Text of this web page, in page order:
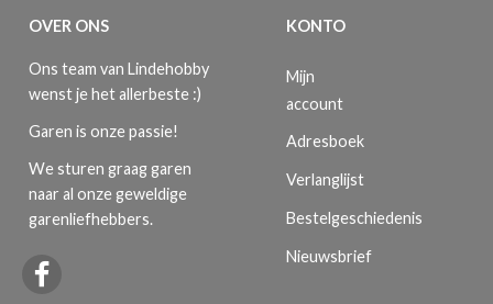
OVER ONS
Ons team van Lindehobby
wenst je het allerbeste :)
Garen is onze passie!
We sturen graag garen
naar al onze geweldige
garenliefhebbers.
KONTO
Mijn
account
Adresboek
Verlanglijst
Bestelgeschiedenis
Nieuwsbrief